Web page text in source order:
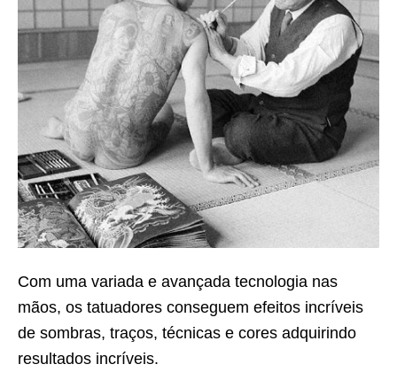
Com uma variada e avançada tecnologia nas
mãos, os tatuadores conseguem efeitos incríveis
de sombras, traços, técnicas e cores adquirindo
resultados incríveis.